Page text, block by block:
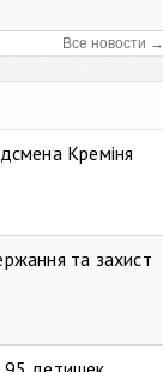
Все новости →
Креміня
та захист